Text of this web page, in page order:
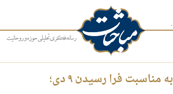
به مناسبت فرا رسیدن ۹ دی؛